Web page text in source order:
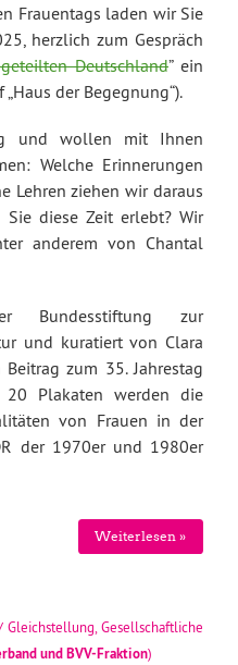
Frauentags laden wir Sie
herzlich zum Gespräch
Deutschland” ein
der Begegnung“).
und wollen mit Ihnen
Welche Erinnerungen
Lehren ziehen wir daraus
diese Zeit erlebt? Wir
anderem von Chantal
Bundesstiftung zur
und kuratiert von Clara
zum 35. Jahrestag
20 Plakaten werden die
von Frauen in der
der 1970er und 1980er
Weiterlesen »
Gleichstellung Gesellschaftliche
undBVV-Fraktion)